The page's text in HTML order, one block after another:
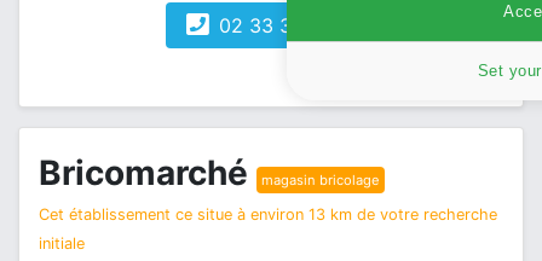
02 33 39 02 15
Bricomarché magasin bricolage
Cet établissement ce situe à environ 13 km de votre recherche
initiale
Set